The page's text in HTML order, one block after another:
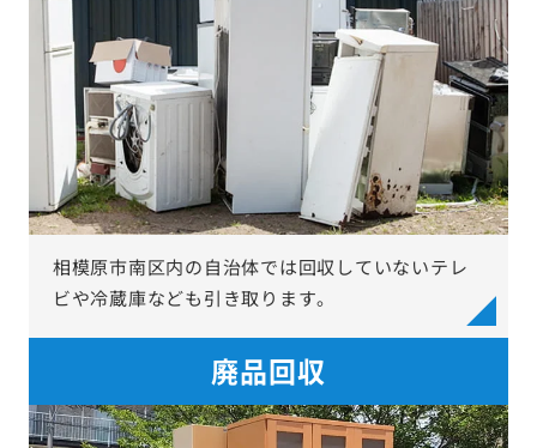
相模原市南区内の自治体では回収していないテレ
ビや冷蔵庫なども引き取ります。
廃品回収